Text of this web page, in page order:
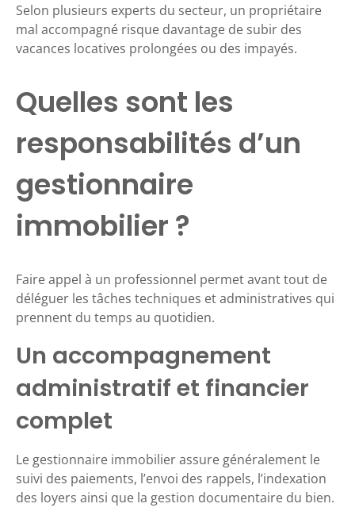
Selon plusieurs experts du secteur, un propriétaire
mal accompagné risque davantage de subir des
vacances locatives prolongées ou des impayés.
Quelles sont les
responsabilités d’un
gestionnaire
immobilier ?
Faire appel à un professionnel permet avant tout de
déléguer les tâches techniques et administratives qui
prennent du temps au quotidien.
Un accompagnement
administratif et financier
complet
Le gestionnaire immobilier assure généralement le
suivi des paiements, l’envoi des rappels, l’indexation
des loyers ainsi que la gestion documentaire du bien.